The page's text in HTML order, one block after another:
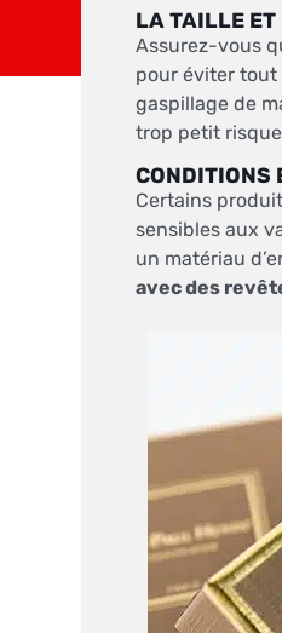
LA TAILLE ET
Assurez-vous
pour éviter tout
gaspillage de
trop petit
CONDITIONS
Certains
sensibles aux
un matériau
avec des